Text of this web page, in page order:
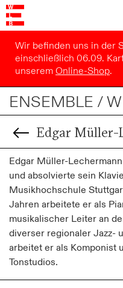
Wir befinden uns in der
einschließlich 06.09.
unseremOnline-Shop.
ENSEMBLE /
Edgar Müller-
Edgar Müller-
und absolvierte sein
Musikhochschule
Jahren arbeitete er als
musikalischer Leiter an
diverser regionaler Jazz-
arbeitet er als Komponist
Tonstudios.